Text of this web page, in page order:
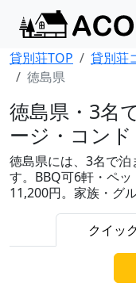
貸別荘TOP 貸別荘
徳島県
徳島県・3名
ージ・コン
徳島県には、3名で泊
す。BBQ可6軒・ペ
11,200円。家族・グ
クイッ